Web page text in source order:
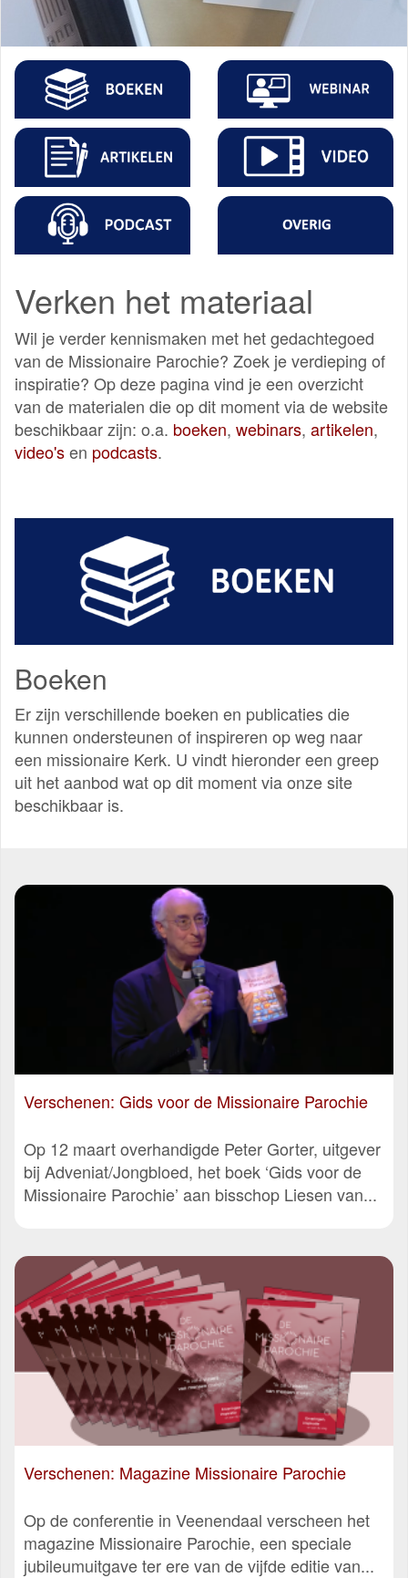
Verken het materiaal
Wil je verder kennismaken met het gedachtegoed
van de Missionaire Parochie? Zoek je verdieping of
inspiratie? Op deze pagina vind je een overzicht
van de materialen die op dit moment via de website
beschikbaar zijn: o.a. boeken, webinars, artikelen,
video'sen podcasts.
Boeken
Er zijn verschillende boeken en publicaties die
kunnen ondersteunen of inspireren op weg naar
een missionaire Kerk. U vindt hieronder een greep
uit het aanbod wat op dit moment via onze site
beschikbaar is.
Verschenen: Gids voor de Missionaire Parochie
Op 12 maart overhandigde Peter Gorter, uitgever
bij Adveniat/Jongbloed, het boek ‘Gids voor de
Missionaire Parochie’ aan bisschop Liesen van...
Verschenen: Magazine Missionaire Parochie
Op de conferentie in Veenendaal verscheen het
magazine Missionaire Parochie, een speciale
jubileumuitgave ter ere van de vijfde editie van...